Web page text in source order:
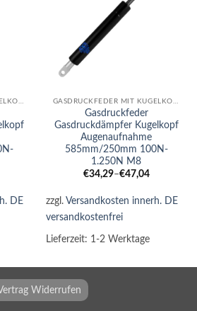
GASDRUCKFEDER MIT KUGELKOPF-AUGE KOMBI
DE
GASDRUCKFEDER MIT KUGELKOPF-AUGE KOMBI
Gasdruckfeder
Gasdruckdämpfer Kugelkopf
Augenaufnahme
585mm/250mm 100N-
1.250N M8
€34,29–€47,04
zzgl. Versandkosten innerh. DE
versandkostenfrei
Lieferzeit: 1-2 Werktage
Widerrufen